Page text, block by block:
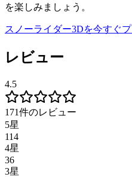
を楽しみましょう。
スノーライダー3Dを今すぐプ
レビュー
4.5
171件のレビュー
5星
114
4星
36
3星